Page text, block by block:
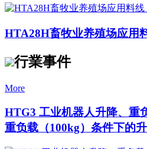
HTA28H畜牧业养殖场应用
行業事件
More
HTG3 工业机器人升降、重
重负载（100kg）条件下的